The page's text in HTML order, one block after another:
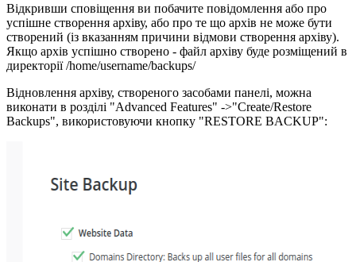
Відкривши сповіщення ви побачите повідомлення або про
успішне створення архіву, або про те що архів не може бути
створений (із вказанням причини відмови створення архіву).
Якщо архів успішно створено - файл архіву буде розміщений в
директорії /home/username/backups/
Відновлення архіву, створеного засобами панелі, можна
виконати в розділі "Advanced Features" ->"Create/Restore
Backups", використовуючи кнопку "RESTORE BACKUP":